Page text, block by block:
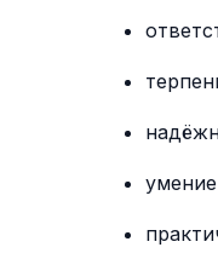
умение